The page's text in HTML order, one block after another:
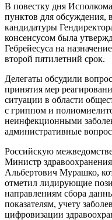
В повестку дня
пунктов для обсуждения,
кандидатуры
консенсусом была
Гебрейесуса на
второй пятилетний срок.
Делегаты обсудили
принятия мер
ситуации в области
с гриппом и
неинфекционными
административные
Российскую
Министр
Альбертович Мурашко,
отметил лидирующие
направлениям сбора
показателям, учету
цифровизации